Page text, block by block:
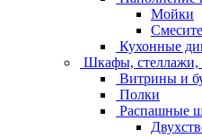
Мойки
Кухонные
Шкафы, стеллажи,
Витрины и
Полки
Распашные